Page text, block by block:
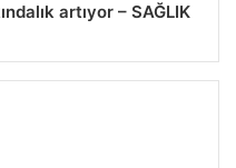
artıyor – SAĞLIK